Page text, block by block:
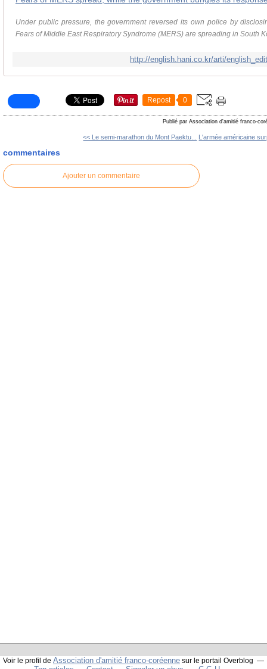
Under public pressure, the government reversed its own police by
Fears of Middle East Respiratory Syndrome (MERS) are spreading in South
http://english.hani.co.kr/arti/
Repost 0
Publié par Association d'amitié franco-
<< Le semi-marathon du Mont Paektu... L'armée américaine
commentaires
Ajouter un commentaire
Voir le profil de Association d'amitié franco-coréenne sur le portail Overblog